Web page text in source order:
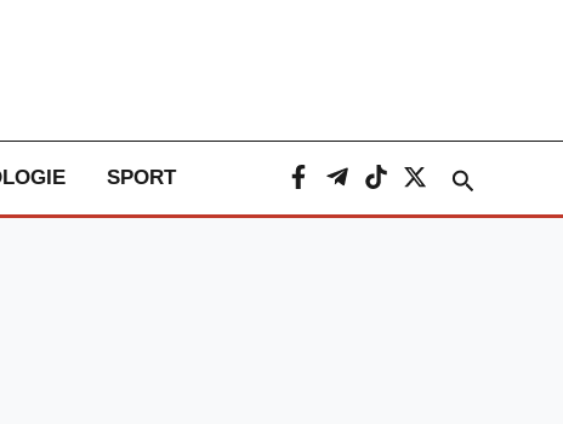
SPORT Caută